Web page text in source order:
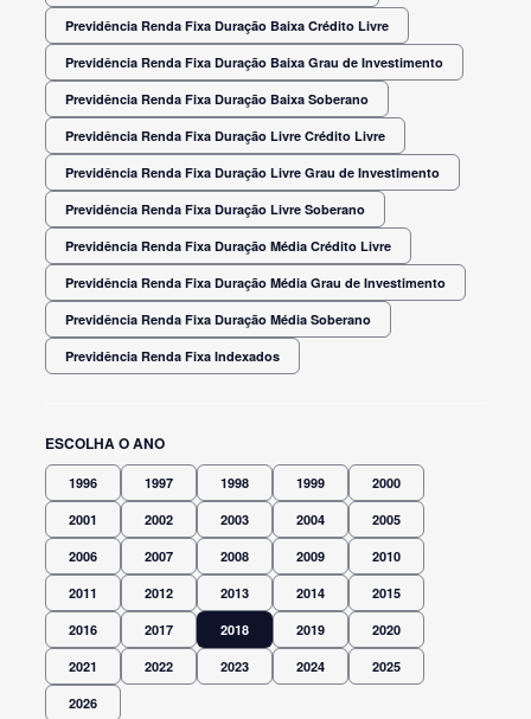
Previdência Renda Fixa Duração Baixa Crédito Livre
Previdência Renda Fixa Duração Baixa Grau de Investimento
Previdência Renda Fixa Duração Baixa Soberano
Previdência Renda Fixa Duração Livre Crédito Livre
Previdência Renda Fixa Duração Livre Grau de Investimento
Previdência Renda Fixa Duração Livre Soberano
Previdência Renda Fixa Duração Média Crédito Livre
Previdência Renda Fixa Duração Média Grau de Investimento
Previdência Renda Fixa Duração Média Soberano
Previdência Renda Fixa Indexados
ESCOLHA O ANO
1996 1997 1998 1999 2000
2001 2002 2003 2004 2005
2006 2007 2008 2009 2010
2011 2012 2013 2014 2015
2016 2017 2018 2019 2020
2021 2022 2023 2024 2025
2026